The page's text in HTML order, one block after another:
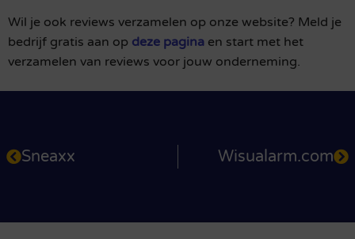
Wil je ook reviews verzamelen op onze website? Meld je
bedrijf gratis aan op deze pagina en start met het
verzamelen van reviews voor jouw onderneming.
Sneaxx Wisualarm.com